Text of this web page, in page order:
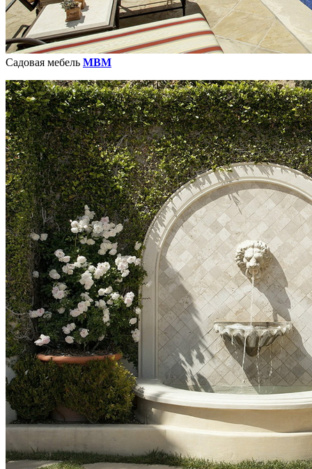
Садовая мебель MBM